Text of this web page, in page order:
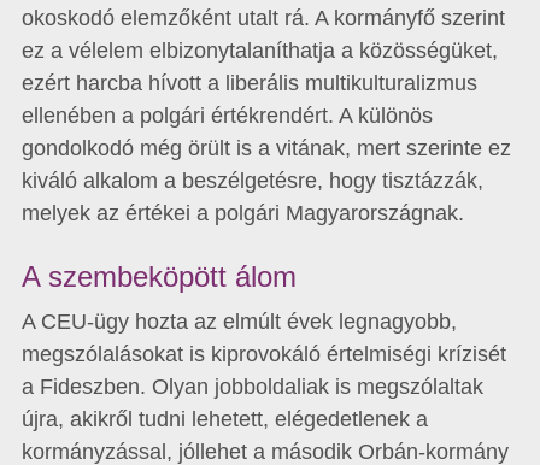
okoskodó elemzőként utalt rá. A kormányfő szerint
ez a vélelem elbizonytalaníthatja a közösségüket,
ezért harcba hívott a liberális multikulturalizmus
ellenében a polgári értékrendért. A különös
gondolkodó még örült is a vitának, mert szerinte ez
kiváló alkalom a beszélgetésre, hogy tisztázzák,
melyek az értékei a polgári Magyarországnak.
A szembeköpött álom
A CEU-ügy hozta az elmúlt évek legnagyobb,
megszólalásokat is kiprovokáló értelmiségi krízisét
a Fideszben. Olyan jobboldaliak is megszólaltak
újra, akikről tudni lehetett, elégedetlenek a
kormányzással, jóllehet a második Orbán-kormány